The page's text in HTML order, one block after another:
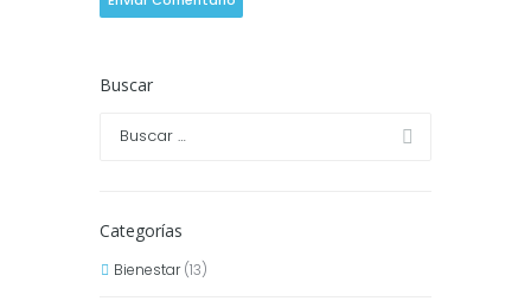
Buscar
Categorías
Bienestar(13)